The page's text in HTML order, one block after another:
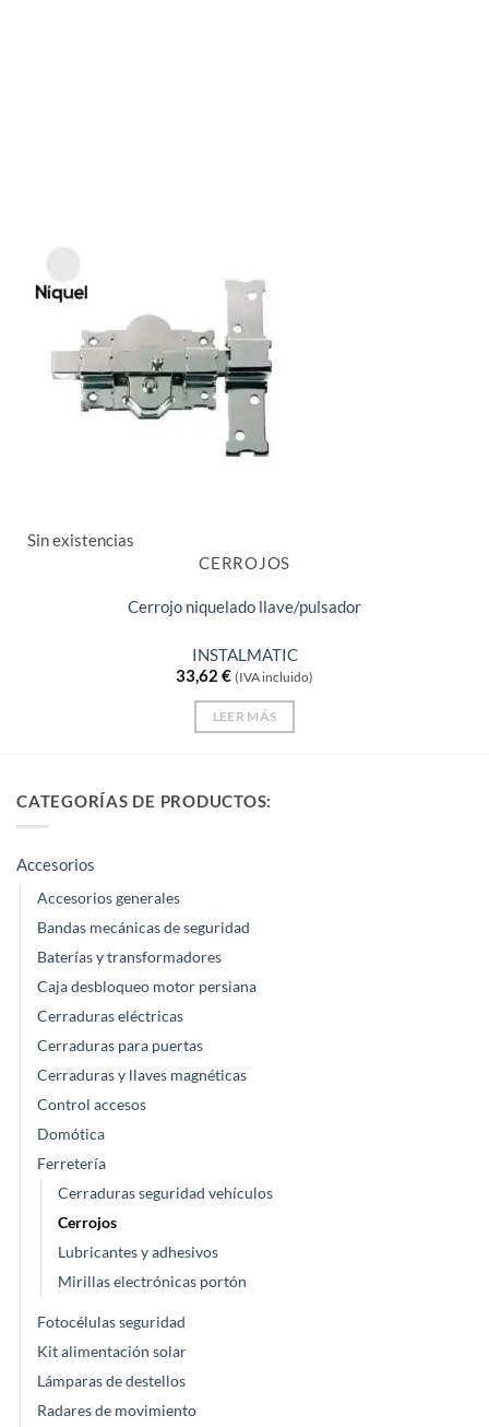
Sin existencias
CERROJOS
Cerrojo niquelado llave/pulsador
INSTALMATIC
33,62 € (IVA incluido)
LEER MÁS
CATEGORÍAS DE PRODUCTOS:
Accesorios
Accesorios generales
Bandas mecánicas de seguridad
Baterías y transformadores
Caja desbloqueo motor persiana
Cerraduras eléctricas
Cerraduras para puertas
Cerraduras y llaves magnéticas
Control accesos
Domótica
Ferretería
Cerraduras seguridad vehículos
Cerrojos
Lubricantes y adhesivos
Mirillas electrónicas portón
Fotocélulas seguridad
Kit alimentación solar
Lámparas de destellos
Radares de movimiento